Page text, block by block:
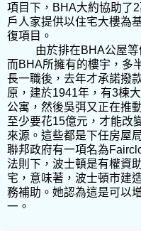
項目下，BHA大約協助了
戶人家提供以住宅大樓為
復項目。
由於排在BHA公屋等候
而BHA所擁有的樓宇，多
長一職後，去年才承諾撥
原，建於1941年，有3棟
公寓，然後吳弭又正在推
至少要花15億元，才能改
來源。這些都是下任房屋
聯邦政府有一項名為
法則下，波士頓是有權資
宅，意味著，波士頓市建
務補助。她認為這是可以
一。